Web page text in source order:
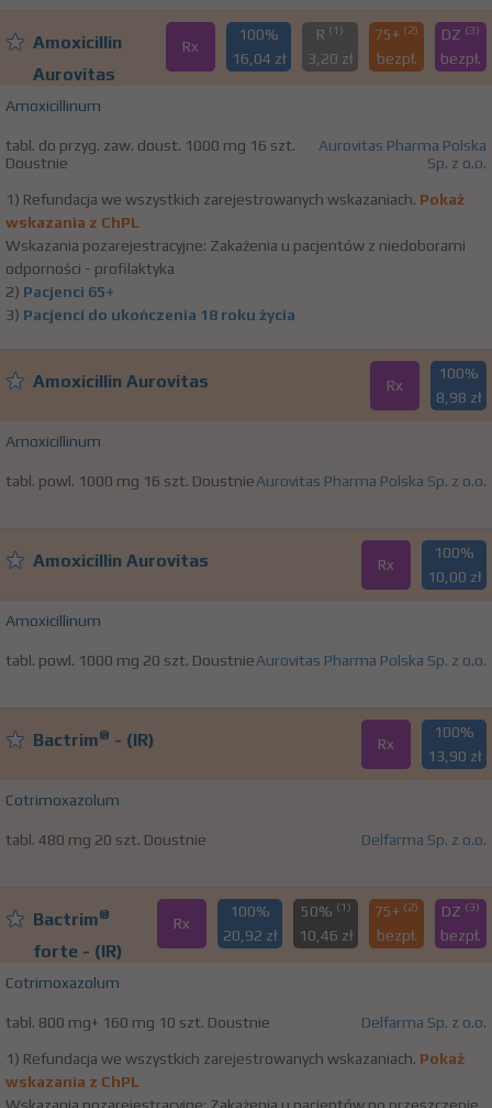
Amoxicillin
Aurovitas
Rx
100%
16,04 zł
R (1)
3,20 zł
75+ (2)
bezpł.
DZ (3)
bezpł.
Amoxicillinum
tabl. do przyg. zaw. doust. 1000 mg 16 szt.
Doustnie
Aurovitas Pharma Polska
Sp. z o.o.
1) Refundacja we wszystkich zarejestrowanych wskazaniach. Pokaż
wskazania z ChPL
Wskazania pozarejestracyjne: Zakażenia u pacjentów z niedoborami
odporności - profilaktyka
2) Pacjenci 65+
3) Pacjenci do ukończenia 18 roku życia
Amoxicillin Aurovitas Rx
100%
8,98 zł
Amoxicillinum
tabl. powl. 1000 mg 16 szt. DoustnieAurovitas Pharma Polska Sp. z o.o.
Amoxicillin Aurovitas Rx
100%
10,00 zł
Amoxicillinum
tabl. powl. 1000 mg 20 szt. DoustnieAurovitas Pharma Polska Sp. z o.o.
Bactrim® - (IR) Rx
100%
13,90 zł
Cotrimoxazolum
tabl. 480 mg 20 szt. Doustnie Delfarma Sp. z o.o.
Bactrim®
forte - (IR)
Rx
100%
20,92 zł
50% (1)
10,46 zł
75+ (2)
bezpł.
DZ (3)
bezpł.
Cotrimoxazolum
tabl. 800 mg+ 160 mg 10 szt. Doustnie Delfarma Sp. z o.o.
1) Refundacja we wszystkich zarejestrowanych wskazaniach. Pokaż
wskazania z ChPL